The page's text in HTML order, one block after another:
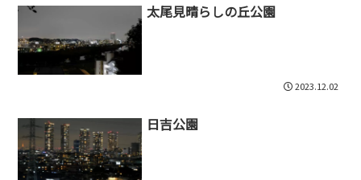
太尾見晴らしの丘公園
2023.12.02
日吉公園